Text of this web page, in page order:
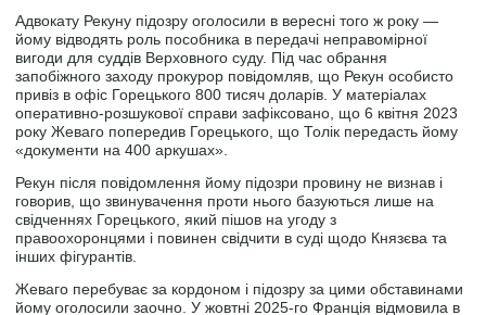
Адвокату Рекуну підозру оголосили в вересні того ж року —
йому відводять роль пособника в передачі неправомірної
вигоди для суддів Верховного суду. Під час обрання
запобіжного заходу прокурор повідомляв, що Рекун особисто
привіз в офіс Горецького 800 тисяч доларів. У матеріалах
оперативно-розшукової справи зафіксовано, що 6 квітня 2023
року Жеваго попередив Горецького, що Толік передасть йому
«документи на 400 аркушах».
Рекун після повідомлення йому підозри провину не визнав і
говорив, що звинувачення проти нього базуються лише на
свідченнях Горецького, який пішов на угоду з
правоохоронцями і повинен свідчити в суді щодо Князєва та
інших фігурантів.
Жеваго перебуває за кордоном і підозру за цими обставинами
йому оголосили заочно. У жовтні 2025-го Франція відмовила в